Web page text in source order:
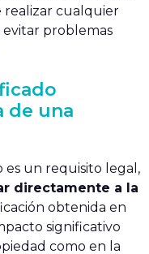
cualquier
problemas
de una
es un requisito legal,
directamente a la
obtenida en
significativo
como en la